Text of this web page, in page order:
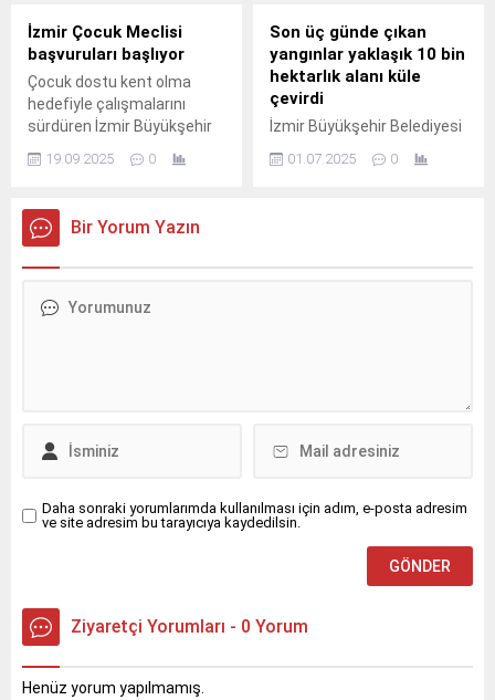
İzmir Çocuk Meclisi
başvuruları başlıyor
Çocuk dostu kent olma
hedefiyle çalışmalarını
sürdüren İzmir Büyükşehir
Meclisi’nde yeni dönem
19.09.2025 0
Son üç günde çıkan
yangınlar yaklaşık 10 bin
hektarlık alanı küle
çevirdi
İzmir Büyükşehir Belediyesi
ekipleri, pazar günü
01.07.2025 0
Bir Yorum Yazın
Daha sonraki yorumlarımda kullanılması için adım, e-posta adresim
ve site adresim bu tarayıcıya kaydedilsin.
Ziyaretçi Yorumları - 0 Yorum
Henüz yorum yapılmamış.